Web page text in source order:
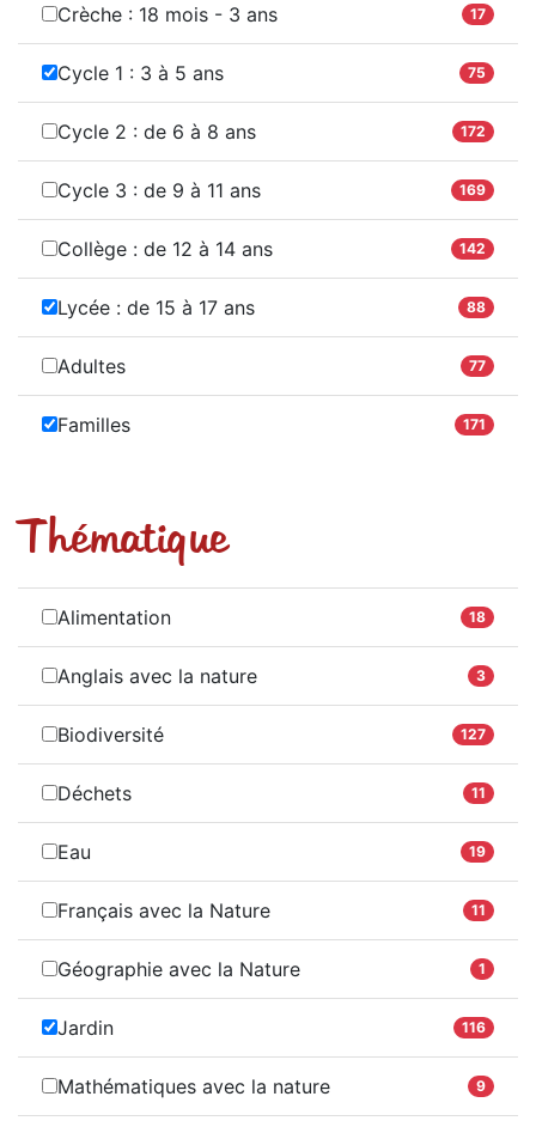
Crèche : 18 mois - 3 ans 17
Cycle 1 : 3 à 5 ans 75
Cycle 2 : de 6 à 8 ans 172
Cycle 3 : de 9 à 11 ans 169
Collège : de 12 à 14 ans 142
Lycée : de 15 à 17 ans 88
Adultes 77
Familles 171
Thématique
Alimentation 18
Anglais avec la nature 3
Biodiversité 127
Déchets 11
Eau 19
Français avec la Nature 11
Géographie avec la Nature 1
Jardin 116
Mathématiques avec la nature 9